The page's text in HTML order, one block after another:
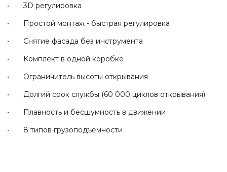
• 3D регулировка
• Простой монтаж - быстрая регулировка
• Снятие фасада без инструмента
• Комплект в одной коробке
• Ограничитель высоты открывания
• Долгий срок службы (60 000 циклов открывания)
• Плавность и бесшумность в движении
• 8 типов грузоподъемности